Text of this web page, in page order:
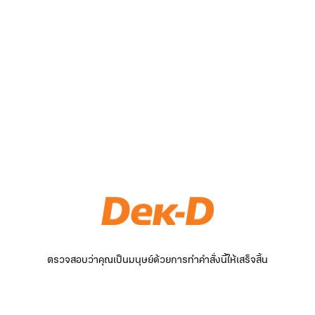
ตรวจสอบว่าคุณเป็นมนุษย์ด้วยการทำคำสั่งนี้ให้เสร็จสิ้น